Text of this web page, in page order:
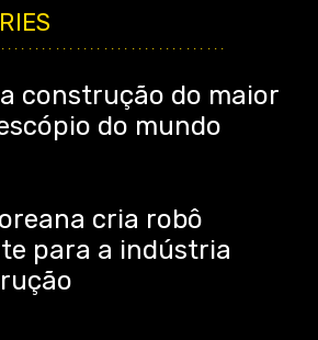
cria robô
para a indústria
construção do maior
do mundo